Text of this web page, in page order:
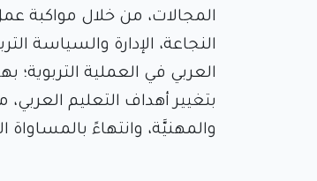
المجالات، من خلال مواكبة
النجاعة، الإدارة والسياسة
العربي في العملية
بتغيير أهداف التعليم
والمهنيَّة، وانتهاءً بالمساواة